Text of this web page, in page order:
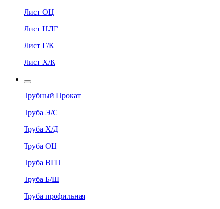
Лист ОЦ
Лист НЛГ
Лист Г/К
Лист Х/К
Трубный Прокат
Труба Э/С
Труба Х/Д
Труба ОЦ
Труба ВГП
Труба Б/Ш
Труба профильная